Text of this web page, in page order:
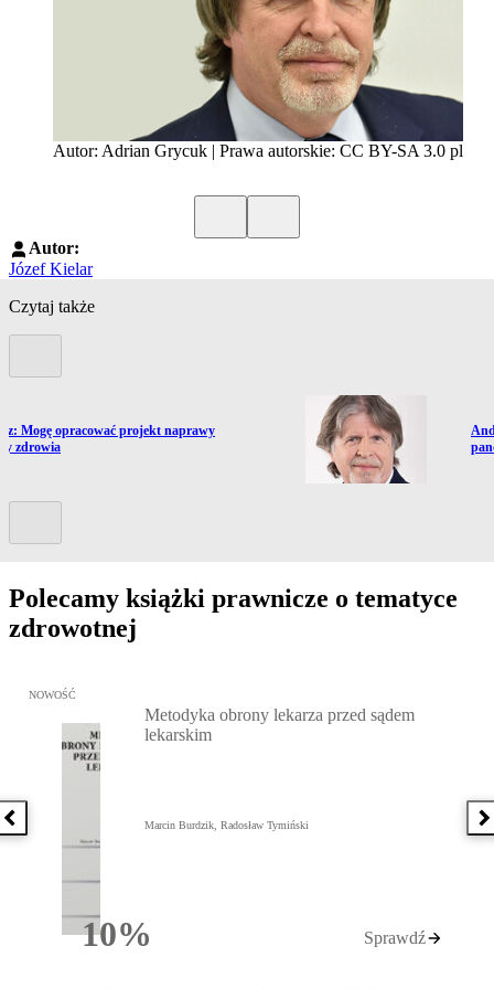
Autor: Adrian Grycuk | Prawa autorskie: CC BY-SA 3.0 pl
Autor:
Józef Kielar
Czytaj także
do artykułu:
Mogę opracować projekt naprawy
zdrowia
Polecamy książki prawnicze o tematyce
zdrowotnej
Poprzednia książka
Przejdź do: Metodyka obrony lekarza przed sądem lekarskim,
NOWOŚĆ
10%Rabatu
Metodyka obrony lekarza przed sądem
lekarskim
Marcin Burdzik, Radosław Tymiński
Sprawdź